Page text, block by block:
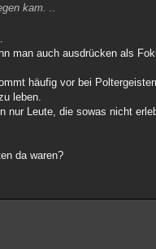
kam. ..
man auch ausdrücken als
häufig vor bei
leben.
Leute, die sowas nicht
da waren?